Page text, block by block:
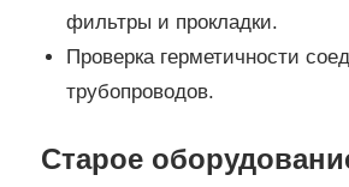
фильтры и прокладки.
Проверка герметичности
трубопроводов.
Старое